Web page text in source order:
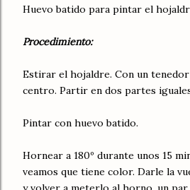
Huevo batido para pintar el
Procedimiento:
Estirar el hojaldre. Con un
centro. Partir en dos partes
Pintar con huevo batido.
Hornear a 180º durante unos 15
veamos que tiene color. Darle la